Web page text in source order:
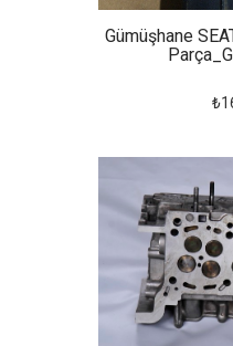
Gümüşhane